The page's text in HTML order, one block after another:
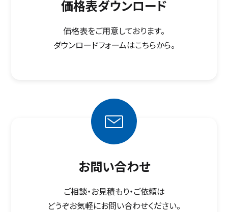
価格表ダウンロード
価格表をご用意しております。
ダウンロードフォームはこちらから。
お問い合わせ
ご相談・お見積もり・ご依頼は
どうぞお気軽にお問い合わせください。